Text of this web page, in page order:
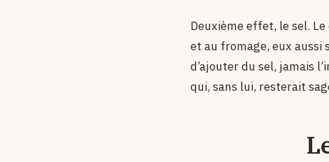
Deuxième effet, le sel.
et au fromage, eux aussi
d’ajouter du sel, jamais
qui, sans lui, resterait